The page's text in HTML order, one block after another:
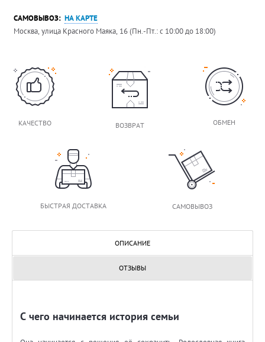
САМОВЫВОЗ: НА КАРТЕ
Москва, улица Красного Маяка, 16 (Пн.-Пт.: с 10:00 до 18:00)
КАЧЕСТВО ВОЗВРАТ ОБМЕН
БЫСТРАЯ ДОСТАВКА САМОВЫВОЗ
ОПИСАНИЕ
ОТЗЫВЫ
С чего начинается история семьи